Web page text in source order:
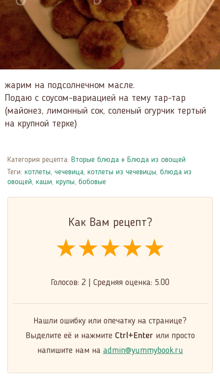
жарим на подсолнечном масле.
Подаю с соусом-вариацией на тему тар-тар
(майонез, лимонный сок, соленый огурчик тертый
на крупной терке)
Категория рецепта: Вторые блюда » Блюда из овощей
Теги: котлеты, чечевица, котлеты из чечевицы, блюда из
овощей, каши, крупы, бобовые
Как Вам рецепт?
★★★★★
★★★★★
★★★★★
Голосов: 2 Средняя оценка: 5.00
Нашли ошибку или опечатку на странице?
Выделите её и нажмите Ctrl+Enter или просто
напишите нам на admin@yummybook.ru